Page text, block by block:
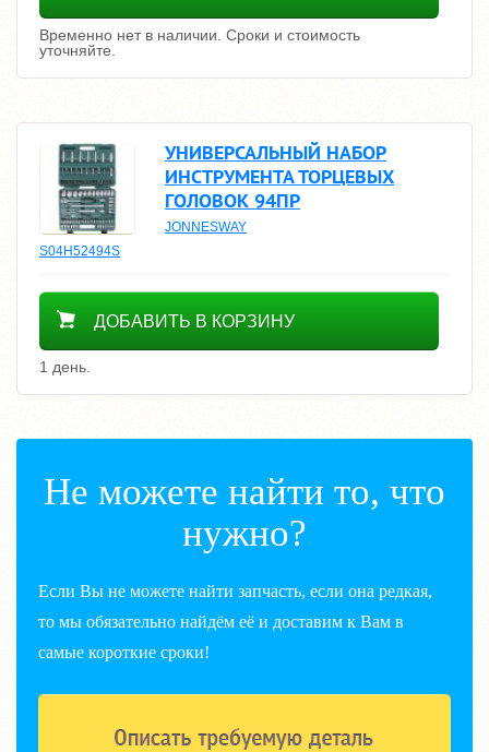
Временно нет в наличии. Сроки и стоимость
уточняйте.
УНИВЕРСАЛЬНЫЙ НАБОР
ИНСТРУМЕНТА ТОРЦЕВЫХ
ГОЛОВОК 94ПР
JONNESWAY
S04H52494S
18100
ДОБАВИТЬ В КОРЗИНУ
1 день.
Не можете найти то, что
нужно?
Если Вы не можете найти запчасть, если она редкая,
то мы обязательно найдём её и доставим к Вам в
самые короткие сроки!